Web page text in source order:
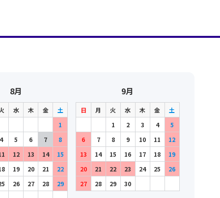
8月
水 木 金
土
1
4
5 6 7
8
12 13 14
15
19 20 21
22
26 27 28 29
9月
日 月 火 水 木 金
土
1
2 3 4
5
6
7 8 9 10 11
12
13
14 15 16 17 18
19
20
21 22 23 24 25
26
27
28 29 30